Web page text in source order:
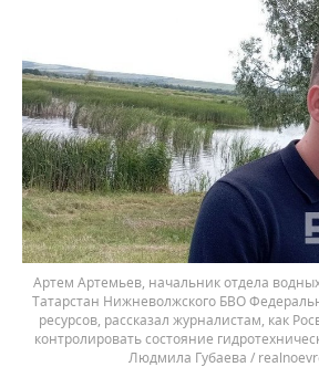
Артем Артемьев, начальник отдела
Татарстан Нижневолжского БВО
ресурсов, рассказал журналистам, как
контролировать состояние
Людмила Губаева /